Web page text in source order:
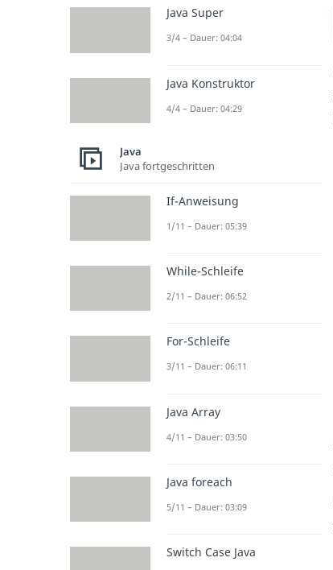
Java Super
3/4 – Dauer: 04:04
Java Konstruktor
4/4 – Dauer: 04:29
Java
Java fortgeschritten
If-Anweisung
1/11 – Dauer: 05:39
While-Schleife
2/11 – Dauer: 06:52
For-Schleife
3/11 – Dauer: 06:11
Java Array
4/11 – Dauer: 03:50
Java foreach
5/11 – Dauer: 03:09
Switch Case Java